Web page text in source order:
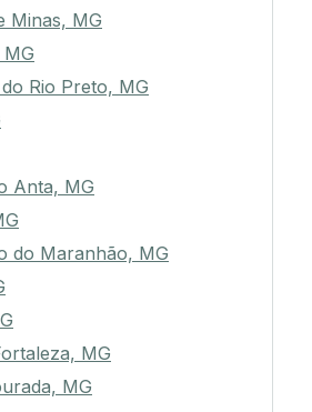
Minas, MG
Rio Preto, MG
Anta, MG
do Maranhão, MG
MG
MG